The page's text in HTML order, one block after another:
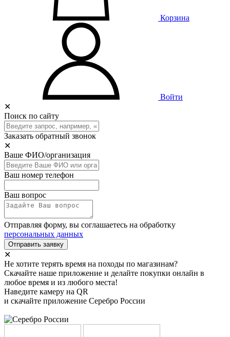
Корзина
Войти
✕
Поиск по сайту
Заказать обратный звонок
✕
Ваше ФИО/организация
Ваш номер телефон
Ваш вопрос
Отправляя форму, вы соглашаетесь на обработку
персональных данных
Отправить заявку
✕
Не хотите терять время на походы по магазинам?
Скачайте наше приложение и делайте покупки онлайн в
любое время и из любого места!
Наведите камеру на QR
и скачайте приложение Серебро России